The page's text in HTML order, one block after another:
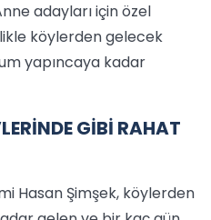
adayları için özel
köylerden gelecek
yapıncaya kadar
GİBİ RAHAT
Hasan Şimşek, köylerden